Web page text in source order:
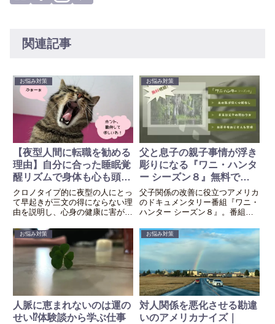
関連記事
お悩み対策
【夜型人間に転職を勧める
理由】自分に合った睡眠覚
醒リズムで身体も心も頭も
ストレスフリーに！
クロノタイプ的に夜型の人にとっ
て早起きが三文の得にならない理
由を説明し、心身の健康に害が少
可能性が高い夜型人間向きの職業
を紹介します。
お悩み対策
父と息子の親子事情が浮き
彫りになる『ワニ・ハンタ
ー シーズン８』無料で見
るには？
父子関係の改善に役立つアメリカ
のドキュメンタリー番組『ワニ・
ハンター シーズン８』。番組の
法に加え、タダで視聴する方法を
紹介します。
お悩み対策
人脈に恵まれないのは運の
せい⁉体験談から学ぶ仕事
お悩み対策
対人関係を悪化させる勘違
いのアメリカナイズ｜